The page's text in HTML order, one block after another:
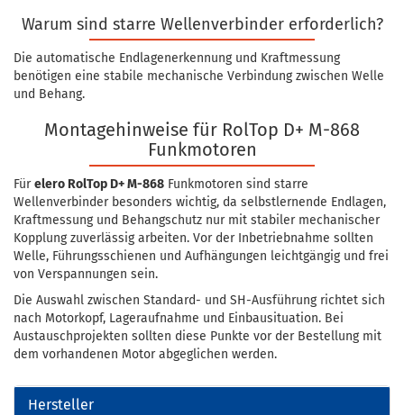
Warum sind starre Wellenverbinder erforderlich?
Die automatische Endlagenerkennung und Kraftmessung
benötigen eine stabile mechanische Verbindung zwischen Welle
und Behang.
Montagehinweise für RolTop D+ M-868
Funkmotoren
Fürelero RolTop D+ M-868 Funkmotoren sind starre
Wellenverbinder besonders wichtig, da selbstlernende Endlagen,
Kraftmessung und Behangschutz nur mit stabiler mechanischer
Kopplung zuverlässig arbeiten. Vor der Inbetriebnahme sollten
Welle, Führungsschienen und Aufhängungen leichtgängig und frei
von Verspannungen sein.
Die Auswahl zwischen Standard- und SH-Ausführung richtet sich
nach Motorkopf, Lageraufnahme und Einbausituation. Bei
Austauschprojekten sollten diese Punkte vor der Bestellung mit
dem vorhandenen Motor abgeglichen werden.
Hersteller